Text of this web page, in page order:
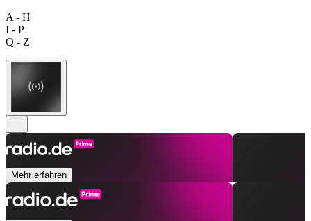
A - H
I - P
Q - Z
Mehr erfahren